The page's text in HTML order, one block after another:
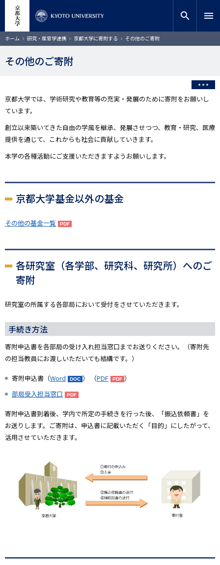
コ
ン
ン
動
サイト内検索 search menu
ホーム 研究・産官学連携 京都大学に寄附する その他のご寄附
その他のご寄附
京都大学では、学術研究や教育等の充実・発展のために寄附をお願いし
ています。
創立以来築いてきた自由の学風を継承、発展させつつ、教育・研究、医療
提供を通じて、これからも社会に貢献していきます。
本学の各種活動にご支援いただきますようお願いします。
京都大学基金以外の基金
その他の基金一覧
各研究室（各学部、研究科、研究所）へのご
寄附
研究室の所属する各部局において受付をさせていただきます。
手続き方法
寄附申込書を各部局の受け入れ担当窓口までお送りください。（寄附先
の担当教員にお渡しいただいても結構です。）
寄附申込書（Word ） （PDF
）
部局受入担当窓口
寄附申込書到着後、学内で所定の手続きを行った後、「振込依頼書」を
お送りします。ご寄附は、申込書に記載いただく「目的」にしたがって、
活用させていただきます。